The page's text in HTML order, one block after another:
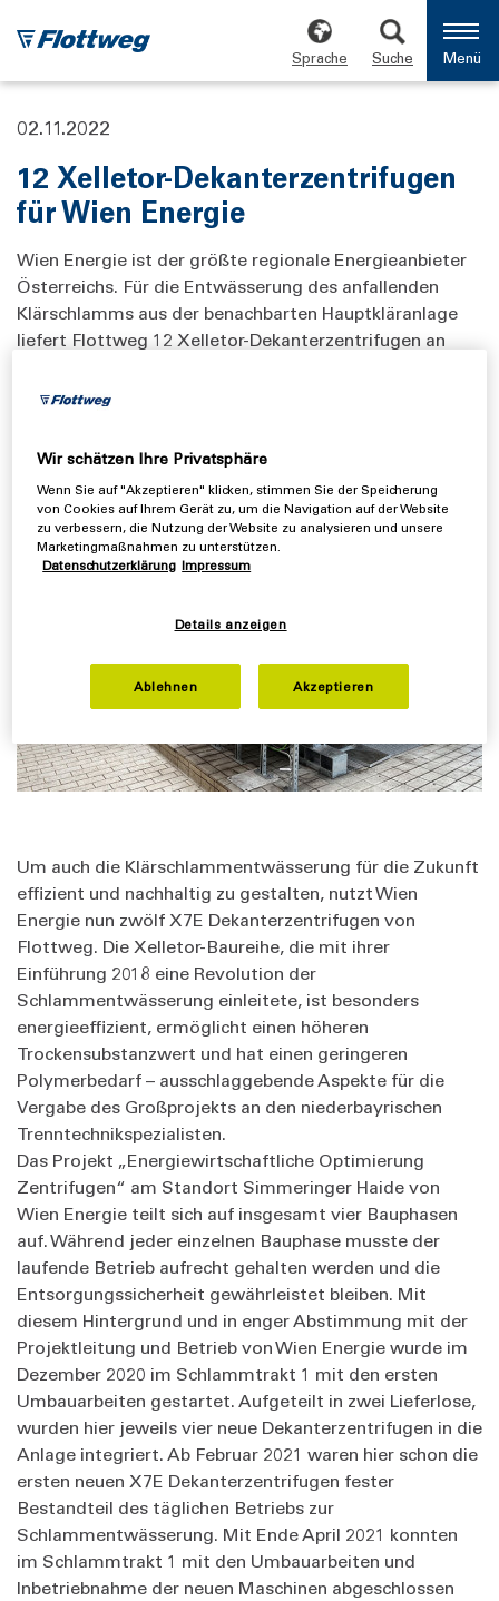
Sprache Suche Menü
02.11.2022
12 Xelletor-Dekanterzentrifugen
für Wien Energie
Wien Energie ist der größte regionale Energieanbieter
Österreichs. Für die Entwässerung des anfallenden
Klärschlamms aus der benachbarten Hauptkläranlage
liefert Flottweg 12 Xelletor-Dekanterzentrifugen an
Qualifikationsbetrieb gegenüber zwei weiteren
unter laufendem Betrieb in die Anlage integriert und in
Betrieb genommen.
Um auch die Klärschlammentwässerung für die Zukunft
effizient und nachhaltig zu gestalten, nutzt Wien
Energie nun zwölf X7E Dekanterzentrifugen von
Flottweg. Die Xelletor-Baureihe, die mit ihrer
Einführung 2018 eine Revolution der
Schlammentwässerung einleitete, ist besonders
energieeffizient, ermöglicht einen höheren
Trockensubstanzwert und hat einen geringeren
Polymerbedarf – ausschlaggebende Aspekte für die
Vergabe des Großprojekts an den niederbayrischen
Trenntechnikspezialisten.
Das Projekt „Energiewirtschaftliche Optimierung
Zentrifugen“ am Standort Simmeringer Haide von
Wien Energie teilt sich auf insgesamt vier Bauphasen
auf. Während jeder einzelnen Bauphase musste der
laufende Betrieb aufrecht gehalten werden und die
Entsorgungssicherheit gewährleistet bleiben. Mit
diesem Hintergrund und in enger Abstimmung mit der
Projektleitung und Betrieb von Wien Energie wurde im
Dezember 2020 im Schlammtrakt 1 mit den ersten
Umbauarbeiten gestartet. Aufgeteilt in zwei Lieferlose,
wurden hier jeweils vier neue Dekanterzentrifugen in die
Anlage integriert. Ab Februar 2021 waren hier schon die
ersten neuen X7E Dekanterzentrifugen fester
Bestandteil des täglichen Betriebs zur
Schlammentwässerung. Mit Ende April 2021 konnten
im Schlammtrakt 1 mit den Umbauarbeiten und
Inbetriebnahme der neuen Maschinen abgeschlossen
Wir schätzen Ihre Privatsphäre
Wenn Sie auf "Akzeptieren" klicken, stimmen Sie der Speicherung
von Cookies auf Ihrem Gerät zu, um die Navigation auf der Website
zu verbessern, die Nutzung der Website zu analysieren und unsere
Marketingmaßnahmen zu unterstützen.
Datenschutzerklärung Impressum
Details anzeigen
Ablehnen Akzeptieren